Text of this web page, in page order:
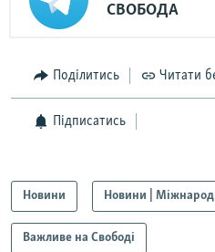
СВОБОДА
Поділитись Читати
Підписатись
Новини Новини |
Важливе на Свободі